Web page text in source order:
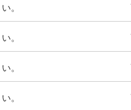
強さ
-
北緯：29度05
。
。
。
。